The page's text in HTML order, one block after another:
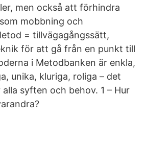
men också att förhindra
mobbning och
= tillvägagångssätt,
för att gå från en punkt till
i Metodbanken är enkla,
unika, kluriga, roliga – det
syften och behov. 1 – Hur